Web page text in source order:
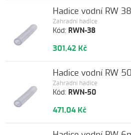
Kód: RWN-38
Zahradní hadice
Hadice vodní RW
301,42 Kč
Kód: RWN-50
Zahradní hadice
Hadice vodní RW
471,04 Kč